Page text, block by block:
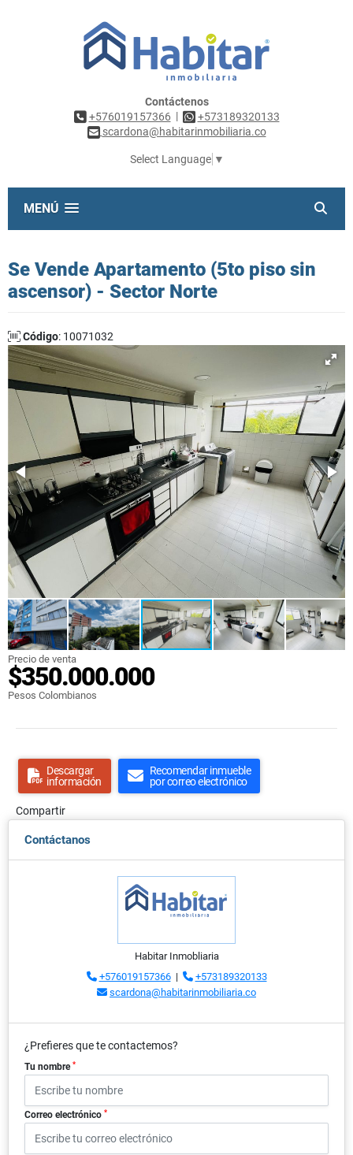
Contáctenos
+576019157366 |
+573189320133
scardona@habitarinmobiliaria.co
Select Language ▼
MENÚ
Se Vende Apartamento (5to piso sin
ascensor) - Sector Norte
Código: 10071032
Precio de venta
$350.000.000
Pesos Colombianos
Descargar
información
Recomendar inmueble
por correo electrónico
Compartir
Contáctanos
Habitar Inmobliaria
+576019157366|
+573189320133
scardona@habitarinmobiliaria.co
¿Prefieres que te contactemos?
Tu nombre *
Correo electrónico *